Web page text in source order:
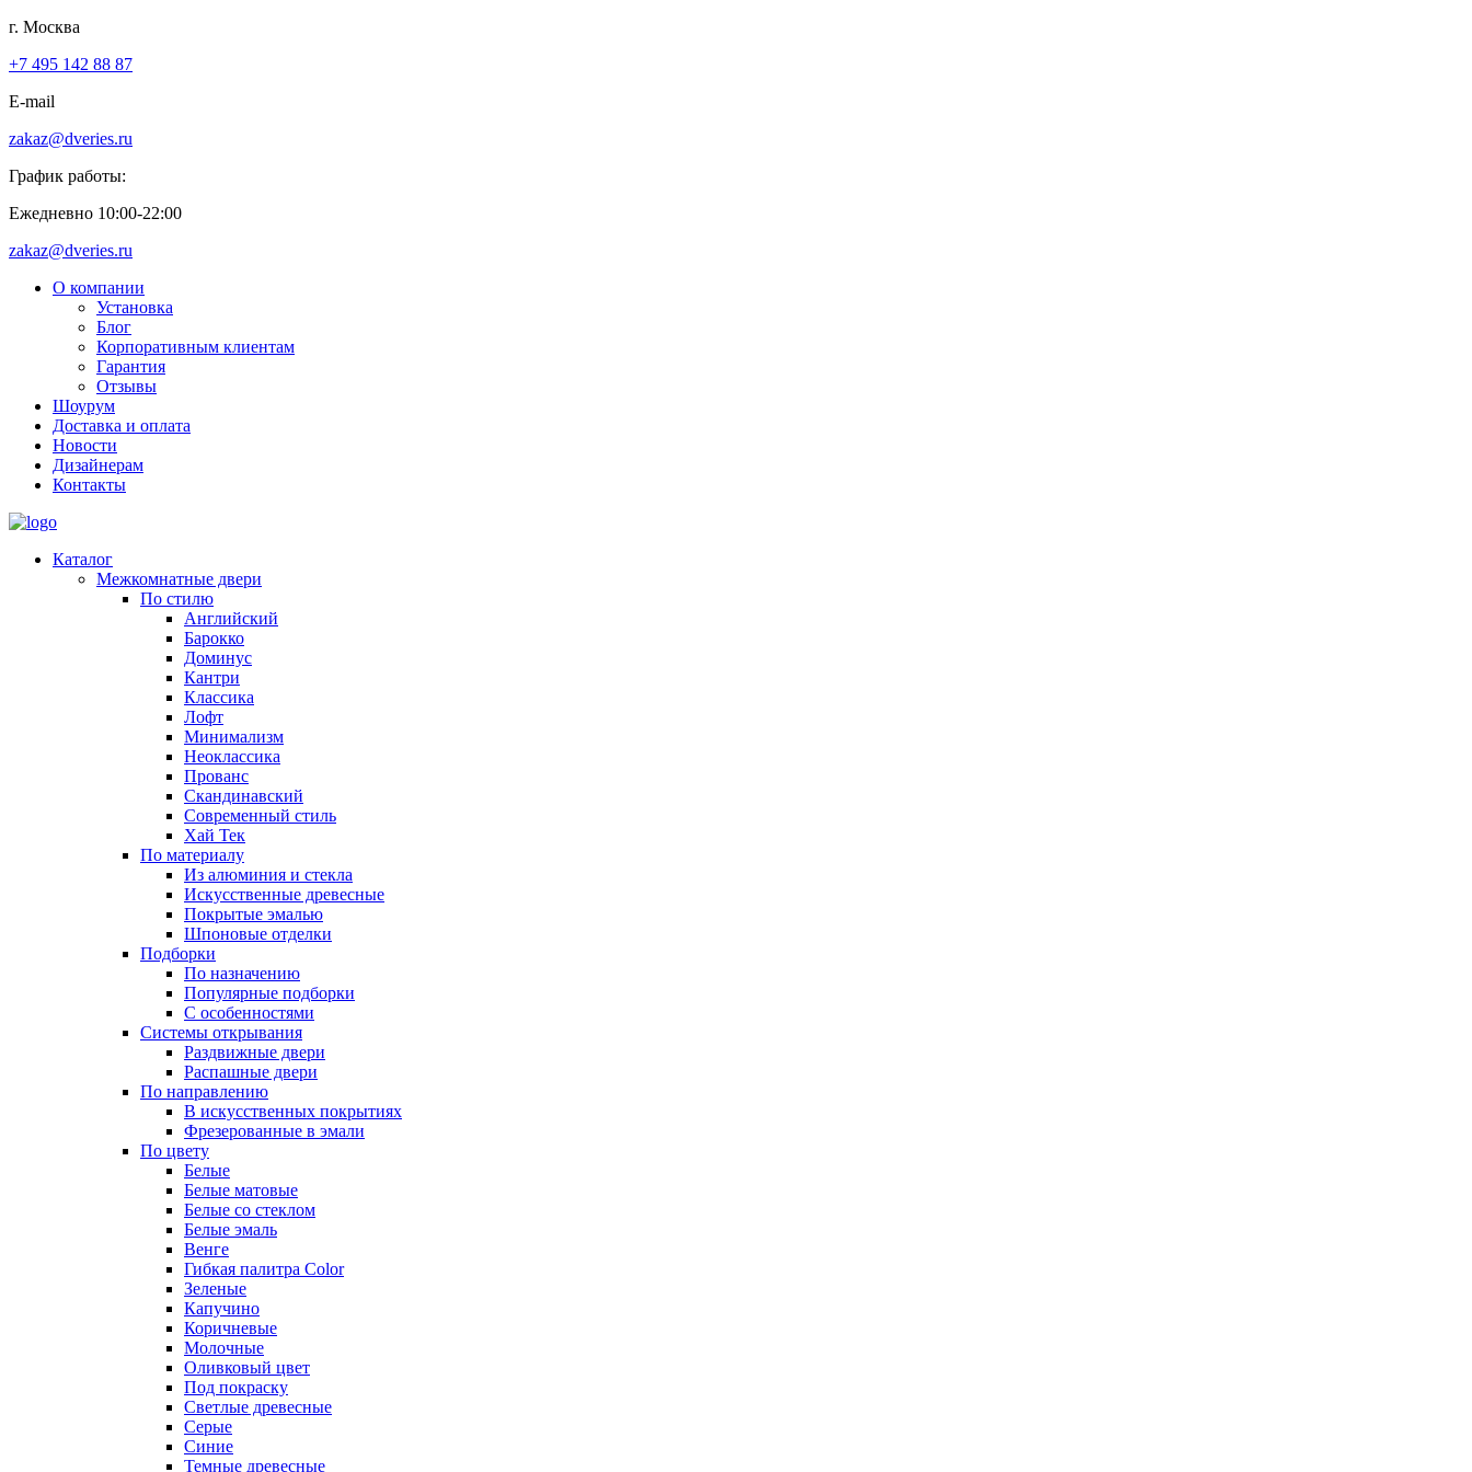
г. Москва
+7 495 142 88 87
E-mail
zakaz@dveries.ru
График работы:
Ежедневно 10:00-22:00
zakaz@dveries.ru
О компании
Установка
Блог
Корпоративным клиентам
Гарантия
Отзывы
Шоурум
Доставка и оплата
Новости
Дизайнерам
Контакты
Каталог
Межкомнатные двери
По стилю
Английский
Барокко
Доминус
Кантри
Классика
Лофт
Минимализм
Неоклассика
Прованс
Скандинавский
Современный стиль
Хай Тек
По материалу
Из алюминия и стекла
Искусственные древесные
Покрытые эмалью
Шпоновые отделки
Подборки
По назначению
Популярные подборки
С особенностями
Системы открывания
Раздвижные двери
Распашные двери
По направлению
В искусственных покрытиях
Фрезерованные в эмали
По цвету
Белые
Белые матовые
Белые со стеклом
Белые эмаль
Венге
Гибкая палитра Color
Зеленые
Капучино
Коричневые
Молочные
Оливковый цвет
Под покраску
Светлые древесные
Серые
Синие
Темные древесные